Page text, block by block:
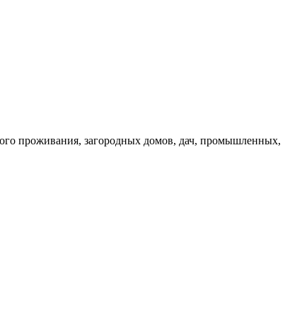
проживания, загородных домов, дач, промышленных,